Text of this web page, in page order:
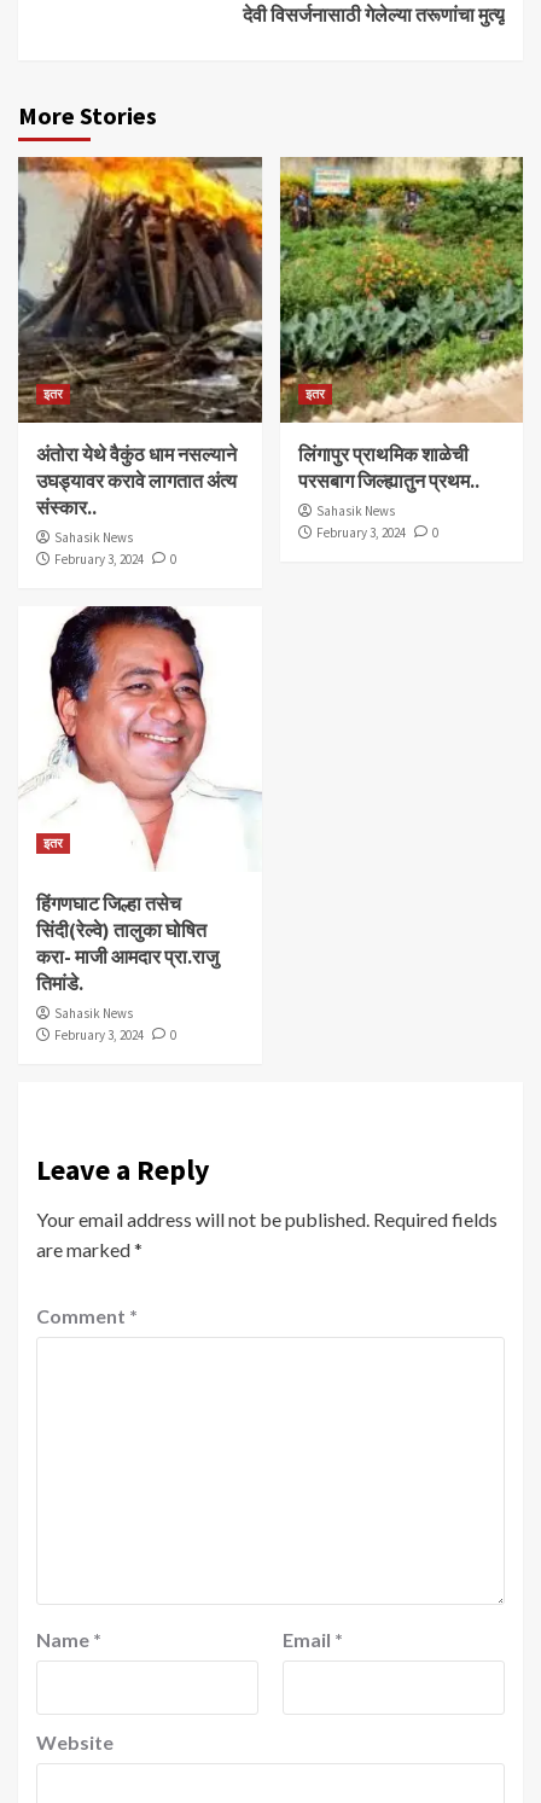
देवी विसर्जनासाठी गेलेल्या तरूणांचा मुत्यू
More Stories
इतर
अंतोरा येथे वैकुंठ धाम नसल्याने
उघड्यावर करावे लागतात अंत्य
संस्कार..
Sahasik News
February 3, 2024
0
इतर
लिंगापुर प्राथमिक शाळेची
परसबाग जिल्ह्यातुन प्रथम..
Sahasik News
February 3, 2024
0
इतर
हिंगणघाट जिल्हा तसेच
सिंदी(रेल्वे) तालुका घोषित
करा- माजी आमदार प्रा.राजु
तिमांडे.
Sahasik News
February 3, 2024
0
Leave a Reply
Your email address will not be published. Required fields
are marked*
Comment *
Name * Email *
Website